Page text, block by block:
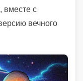
вместе с
вечного